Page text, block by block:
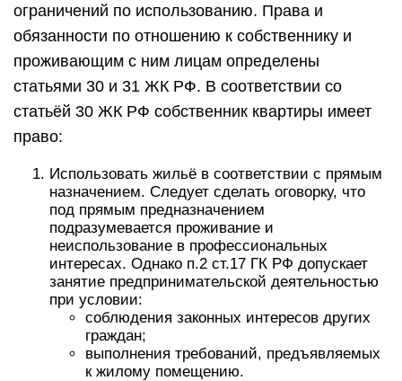
ограничений по использованию. Права и
обязанности по отношению к собственнику и
проживающим с ним лицам определены
статьями 30 и 31 ЖК РФ. В соответствии со
статьёй 30 ЖК РФ собственник квартиры имеет
право:
Использовать жильё в соответствии с прямым
назначением. Следует сделать оговорку, что
под прямым предназначением
подразумевается проживание и
неиспользование в профессиональных
интересах. Однако п.2 ст.17 ГК РФ допускает
занятие предпринимательской деятельностью
при условии:
соблюдения законных интересов других
граждан;
выполнения требований, предъявляемых
к жилому помещению.